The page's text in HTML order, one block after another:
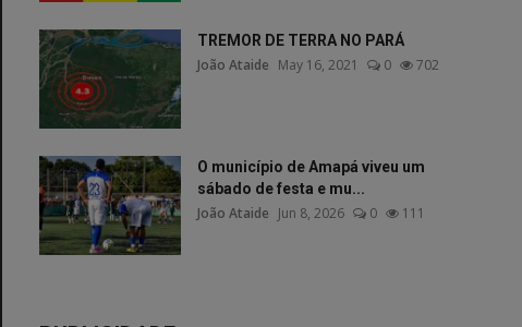
TREMOR DE TERRA NO PARÁ
João Ataide May 16, 2021 0 702
O município de Amapá viveu um
sábado de festa e mu...
João Ataide Jun 8, 2026 0 111